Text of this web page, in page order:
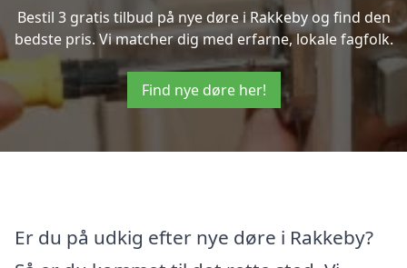
Bestil 3 gratis tilbud på nye døre i Rakkeby og find den
bedste pris. Vi matcher dig med erfarne, lokale fagfolk.
Find nye døre her!
Er du på udkig efter nye døre i Rakkeby?